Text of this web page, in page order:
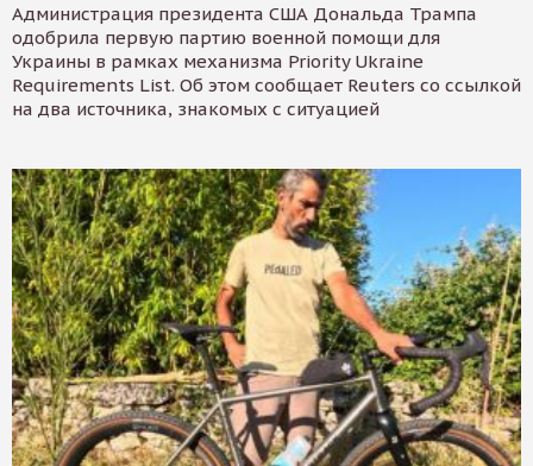
Администрация президента США Дональда Трампа
одобрила первую партию военной помощи для
Украины в рамках механизма Priority Ukraine
Requirements List. Об этом сообщает Reuters со ссылкой
на два источника, знакомых с ситуацией